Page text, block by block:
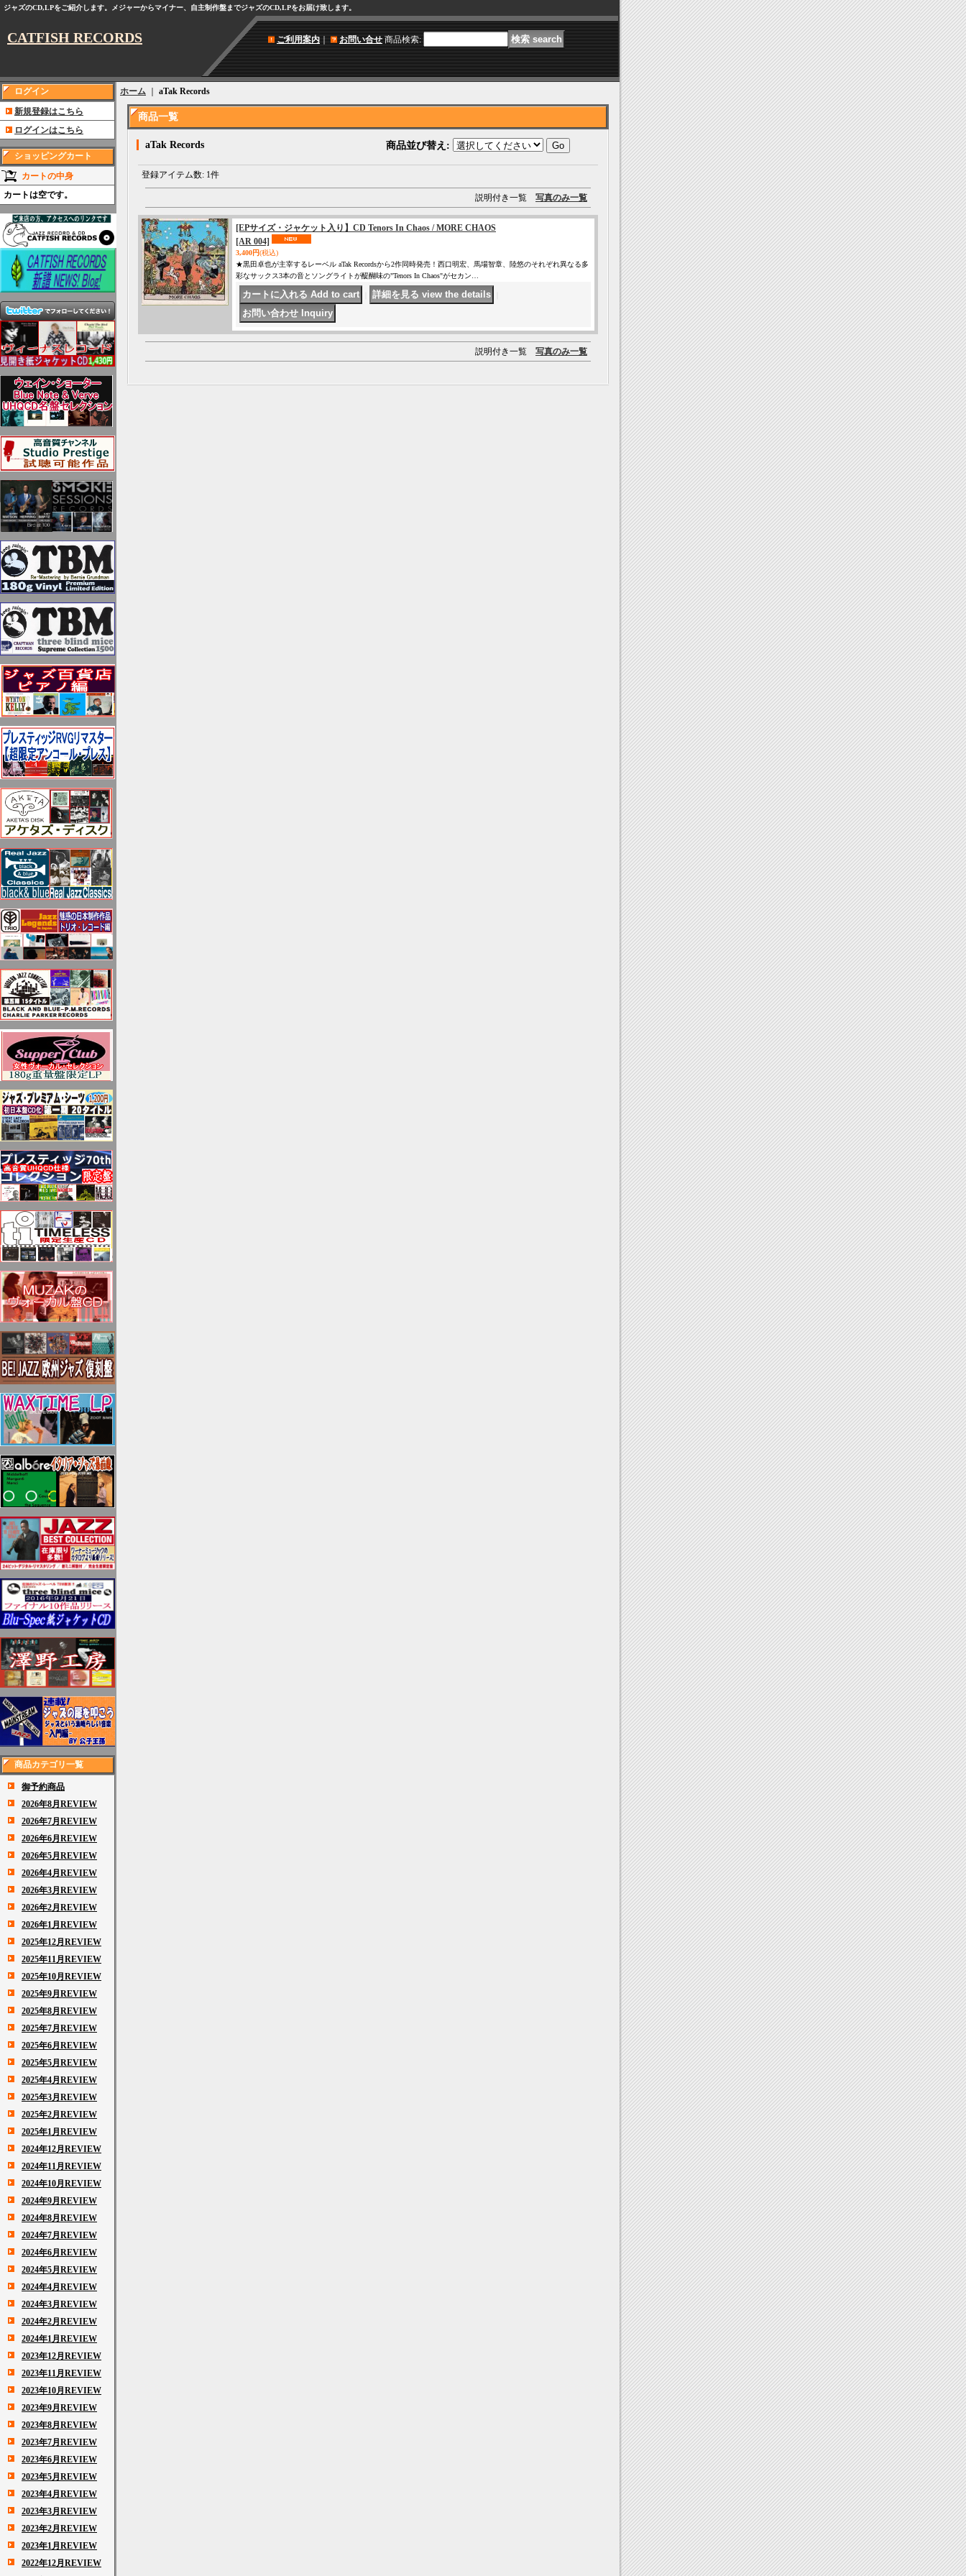
ジャズのCD,LPをご紹介します。メジャーからマイナー、自主制作盤までジャズのCD,LPをお届け致します。
CATFISH RECORDS ご利用案内｜ お問い合せ 商品検索:
ログイン
新規登録はこちら
ログインはこちら
ショッピングカート
カートの中身
カートは空です。
商品カテゴリ一覧
御予約商品
2026年8月REVIEW
2026年7月REVIEW
2026年6月REVIEW
2026年5月REVIEW
2026年4月REVIEW
2026年3月REVIEW
2026年2月REVIEW
2026年1月REVIEW
2025年12月REVIEW
2025年11月REVIEW
2025年10月REVIEW
2025年9月REVIEW
2025年8月REVIEW
2025年7月REVIEW
2025年6月REVIEW
2025年5月REVIEW
2025年4月REVIEW
2025年3月REVIEW
2025年2月REVIEW
2025年1月REVIEW
2024年12月REVIEW
2024年11月REVIEW
2024年10月REVIEW
2024年9月REVIEW
2024年8月REVIEW
2024年7月REVIEW
2024年6月REVIEW
2024年5月REVIEW
2024年4月REVIEW
2024年3月REVIEW
2024年2月REVIEW
2024年1月REVIEW
2023年12月REVIEW
2023年11月REVIEW
2023年10月REVIEW
2023年9月REVIEW
2023年8月REVIEW
2023年7月REVIEW
2023年6月REVIEW
2023年5月REVIEW
2023年4月REVIEW
2023年3月REVIEW
2023年2月REVIEW
2023年1月REVIEW
2022年12月REVIEW
ホーム aTak Records
商品一覧
aTak Records 商品並び替え :
登録アイテム数: 1件
説明付き一覧 写真のみ一覧
[EPサイズ・ジャケット入り】CD Tenors In Chaos / MORE CHAOS
[AR 004]
3,400円(税込)
★黒田卓也が主宰するレーベル aTak Recordsから2作同時発売！西口明宏、馬場智章、陸悠のそれぞれ異なる多
彩なサックス3本の音とソングライトが醍醐味の"Tenors In Chaos"がセカン…
説明付き一覧 写真のみ一覧